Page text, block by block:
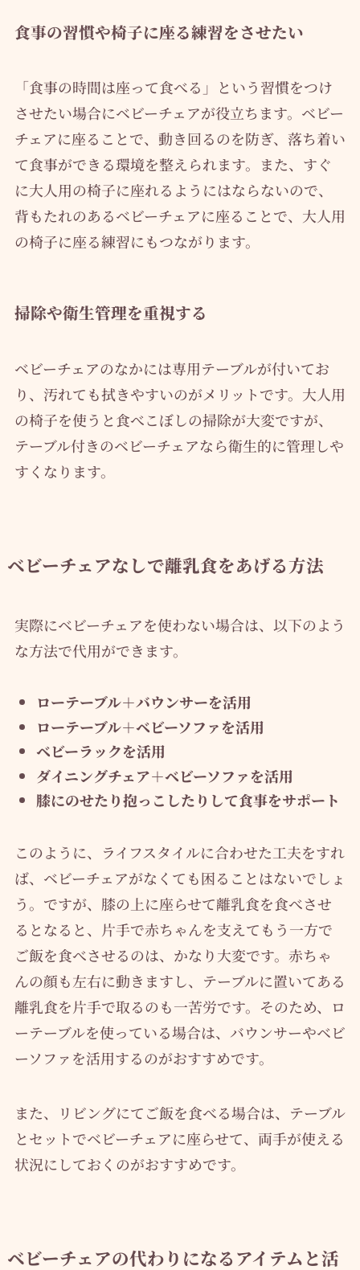
食事の習慣や椅子に座る練習をさせたい
「食事の時間は座って食べる」という習慣をつけ
させたい場合にベビーチェアが役立ちます。ベビー
チェアに座ることで、動き回るのを防ぎ、落ち着い
て食事ができる環境を整えられます。また、すぐ
に大人用の椅子に座れるようにはならないので、
背もたれのあるベビーチェアに座ることで、大人用
の椅子に座る練習にもつながります。
掃除や衛生管理を重視する
ベビーチェアのなかには専用テーブルが付いてお
り、汚れても拭きやすいのがメリットです。大人用
の椅子を使うと食べこぼしの掃除が大変ですが、
テーブル付きのベビーチェアなら衛生的に管理しや
すくなります。
ベビーチェアなしで離乳食をあげる方法
実際にベビーチェアを使わない場合は、以下のよう
な方法で代用ができます。
ローテーブル＋バウンサーを活用
ローテーブル＋ベビーソファを活用
ベビーラックを活用
ダイニングチェア＋ベビーソファを活用
膝にのせたり抱っこしたりして食事をサポート
このように、ライフスタイルに合わせた工夫をすれ
ば、ベビーチェアがなくても困ることはないでしょ
う。ですが、膝の上に座らせて離乳食を食べさせ
るとなると、片手で赤ちゃんを支えてもう一方で
ご飯を食べさせるのは、かなり大変です。赤ちゃ
んの顔も左右に動きますし、テーブルに置いてある
離乳食を片手で取るのも一苦労です。そのため、ロ
ーテーブルを使っている場合は、バウンサーやベビ
ーソファを活用するのがおすすめです。
また、リビングにてご飯を食べる場合は、テーブル
とセットでベビーチェアに座らせて、両手が使える
状況にしておくのがおすすめです。
ベビーチェアの代わりになるアイテムと活